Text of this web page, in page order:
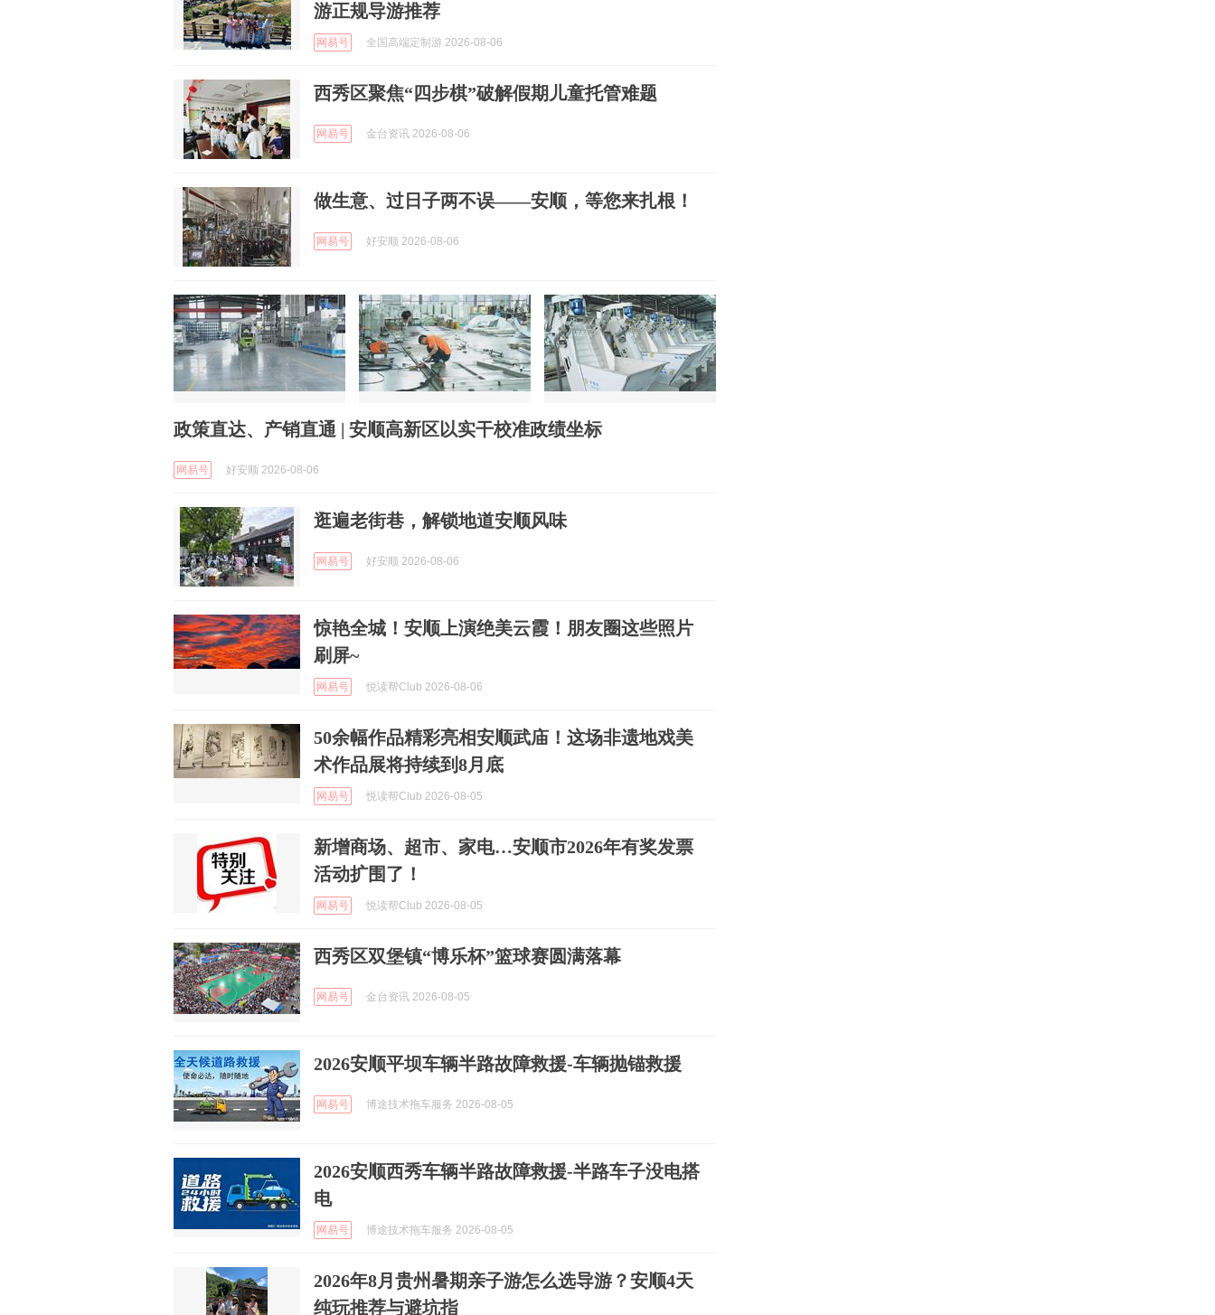
游正规导游推荐
网易号 全国高端定制游 2026-08-06
西秀区聚焦“四步棋”破解假期儿童托管难题
网易号 金台资讯 2026-08-06
做生意、过日子两不误——安顺，等您来扎根！
网易号 好安顺 2026-08-06
政策直达、产销直通 | 安顺高新区以实干校准政绩坐标
网易号 好安顺 2026-08-06
逛遍老街巷，解锁地道安顺风味
网易号 好安顺 2026-08-06
惊艳全城！安顺上演绝美云霞！朋友圈这些照片
刷屏~
网易号 悦读帮Club 2026-08-06
50余幅作品精彩亮相安顺武庙！这场非遗地戏美
术作品展将持续到8月底
网易号 悦读帮Club 2026-08-05
新增商场、超市、家电…安顺市2026年有奖发票
活动扩围了！
网易号 悦读帮Club 2026-08-05
西秀区双堡镇“博乐杯”篮球赛圆满落幕
网易号 金台资讯 2026-08-05
2026安顺平坝车辆半路故障救援-车辆抛锚救援
网易号 博途技术拖车服务 2026-08-05
2026安顺西秀车辆半路故障救援-半路车子没电搭
电
网易号 博途技术拖车服务 2026-08-05
2026年8月贵州暑期亲子游怎么选导游？安顺4天
纯玩推荐与避坑指